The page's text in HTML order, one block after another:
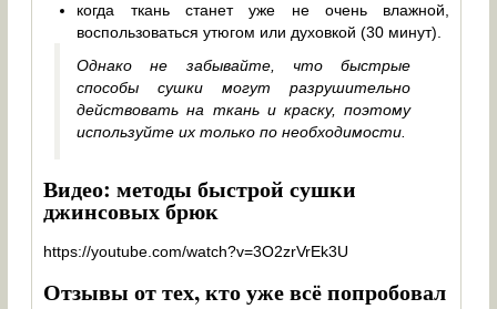
когда ткань станет уже не очень влажной,
воспользоваться утюгом или духовкой (30 минут).
Однако не забывайте, что быстрые
способы сушки могут разрушительно
действовать на ткань и краску, поэтому
используйте их только по необходимости.
Видео: методы быстрой сушки
джинсовых брюк
https://youtube.com/watch?v=3O2zrVrEk3U
Отзывы от тех, кто уже всё попробовал